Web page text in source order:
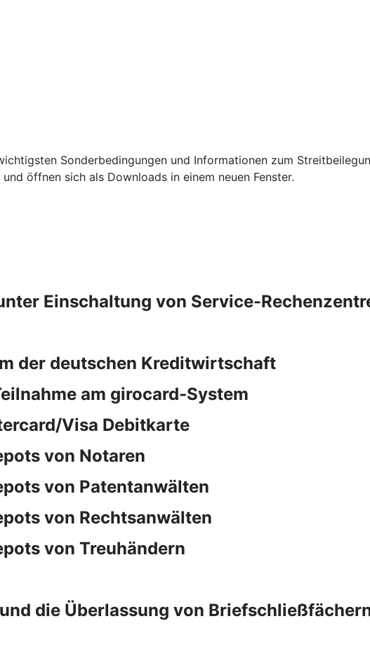
Sonderbedingungen und Informationen zum
öffnen sich als Downloads in einem neuen Fenster.
Einschaltung von Service-
der deutschen Kreditwirtschaft
am girocard-System
Visa Debitkarte
von Notaren
von Patentanwälten
von Rechtsanwälten
von Treuhändern
die Überlassung von